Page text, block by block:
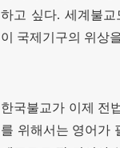
하고 싶다. 세계불교
이 국제기구의 위상
한국불교가 이제 전
를 위해서는 영어가